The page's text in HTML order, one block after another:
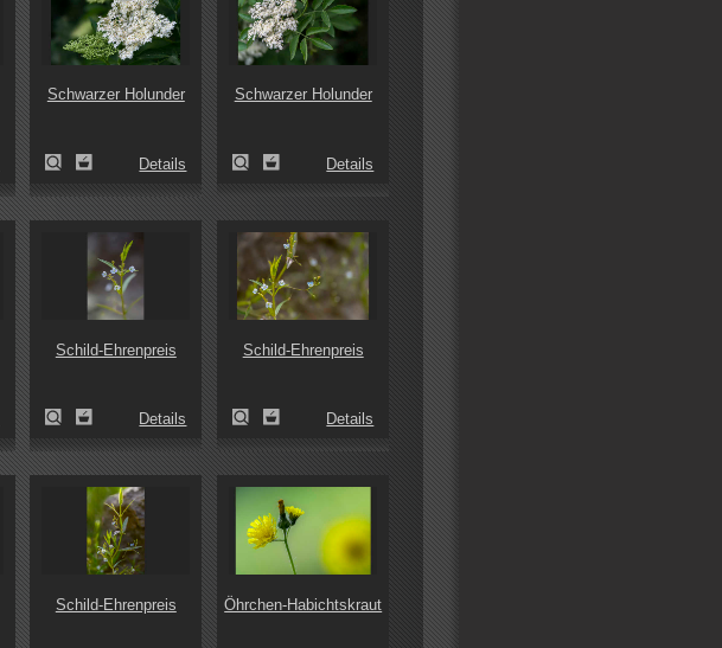
Schwarzer Holunder
Details
Schwarzer Holunder
Details
Schild-Ehrenpreis
Details
Schild-Ehrenpreis
Details
Schild-Ehrenpreis Öhrchen-Habichtskraut